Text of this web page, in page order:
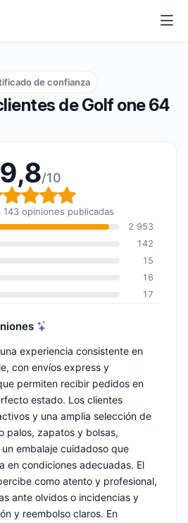
10
de Golf one 64
de confianza
9,8/10
global: 9,8
143 opiniones publicadas
2 953
142
15
16
17
experiencia consistente en
con envíos express y
permiten recibir pedidos en
estado. Los clientes
y una amplia selección de
palos, zapatos y bolsas,
embalaje cuidadoso que
en condiciones adecuadas. El
como atento y profesional,
ante olvidos o incidencias y
y reembolso claros. En